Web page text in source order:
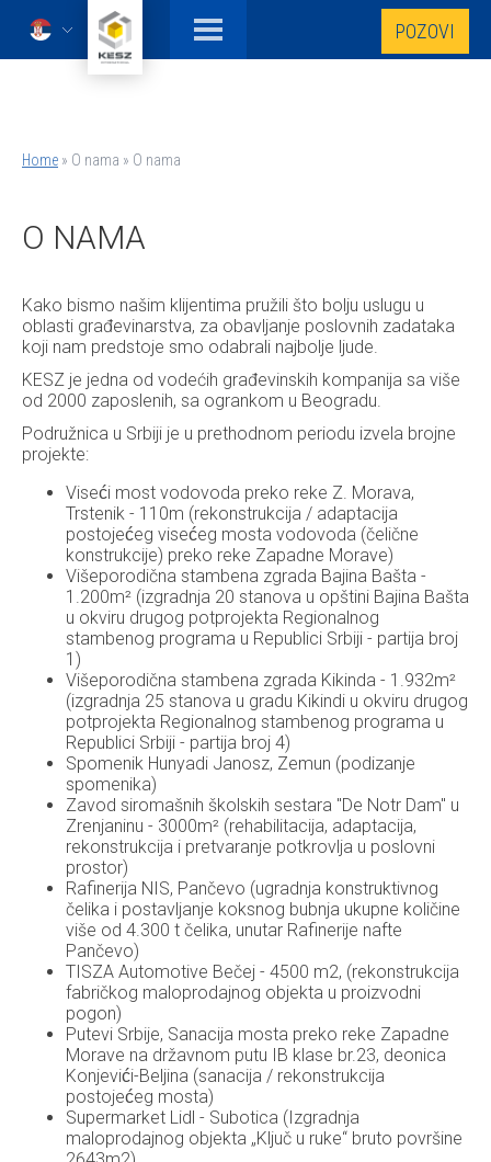
POZOVI
Home O nama O nama
O NAMA
Kako bismo našim klijentima pružili što bolju uslugu u
oblasti građevinarstva, za obavljanje poslovnih zadataka
koji nam predstoje smo odabrali najbolje ljude.
KESZ je jedna od vodećih građevinskih kompanija sa više
od 2000 zaposlenih, sa ogrankom u Beogradu.
Podružnica u Srbiji je u prethodnom periodu izvela brojne
projekte:
Viseći most vodovoda preko reke Z. Morava,
Trstenik - 110m (rekonstrukcija / adaptacija
postojećeg visećeg mosta vodovoda (čelične
konstrukcije) preko reke Zapadne Morave)
Višeporodična stambena zgrada Bajina Bašta -
1.200m² (izgradnja 20 stanova u opštini Bajina Bašta
u okviru drugog potprojekta Regionalnog
stambenog programa u Republici Srbiji - partija broj
1)
Višeporodična stambena zgrada Kikinda - 1.932m²
(izgradnja 25 stanova u gradu Kikindi u okviru drugog
potprojekta Regionalnog stambenog programa u
Republici Srbiji - partija broj 4)
Spomenik Hunyadi Janosz, Zemun (podizanje
spomenika)
Zavod siromašnih školskih sestara "De Notr Dam" u
Zrenjaninu - 3000m² (rehabilitacija, adaptacija,
rekonstrukcija i pretvaranje potkrovlja u poslovni
prostor)
Rafinerija NIS, Pančevo (ugradnja konstruktivnog
čelika i postavljanje koksnog bubnja ukupne količine
više od 4.300 t čelika, unutar Rafinerije nafte
Pančevo)
TISZA Automotive Bečej - 4500 m2, (rekonstrukcija
fabričkog maloprodajnog objekta u proizvodni
pogon)
Putevi Srbije, Sanacija mosta preko reke Zapadne
Morave na državnom putu IB klase br.23, deonica
Konjevići-Beljina (sanacija / rekonstrukcija
postojećeg mosta)
Supermarket Lidl - Subotica (Izgradnja
maloprodajnog objekta „Ključ u ruke“ bruto površine